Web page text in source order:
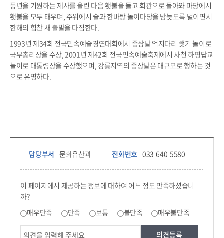
풍년을 기원하는 제사를 올린 다음 횃불을 들고 회관으로 돌아와 마당에서
횃불을 모두 태우며, 주위에서 술과 한바탕 놀이마당을 밤늦도록 벌이면서
한해의 힘찬 새 출발을 다짐한다.
1993년 제34회 전국민속예술경연대회에서 좀상날 억지다리 뺏기 놀이로
국무총리상을 수상, 2001년 제42회 전국민속예술축제에서 사천 하평답교
놀이로 대통령상을 수상했으며, 강릉지역의 좀상날은 대규모로 행하는 것
으로 유명하다.
담당부서 정보 & 컨텐츠 만족도 조사 & 공공저작물 자유이용 허락 표시
담당부서 문화유산과 전화번호 033-640-5580
이 페이지에서 제공하는 정보에 대하여 어느 정도 만족하셨습니
까?
매우만족 만족 보통 불만족 매우불만족